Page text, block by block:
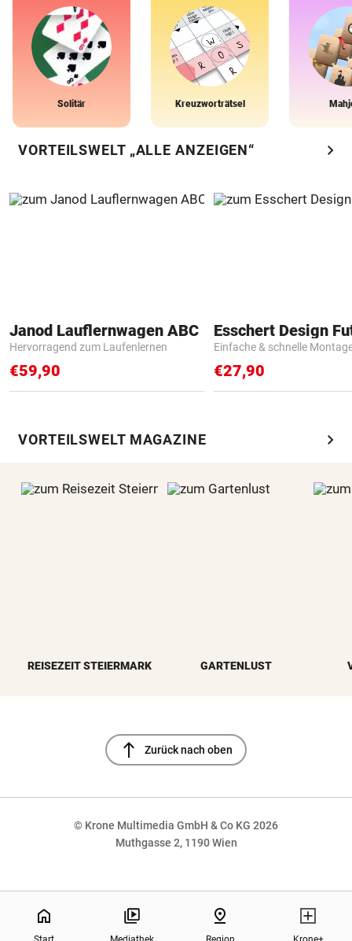
Solitär Kreuzworträtsel
VORTEILSWELT „ALLE ANZEIGEN“ chevron_right
Janod Lauflernwagen ABC
Hervorragend zum Laufenlernen
€59,90
Einfache & schnelle
€27,90
VORTEILSWELT MAGAZINE chevron_right
REISEZEIT STEIERMARK GARTENLUST
north Zurück nach oben
© Krone Multimedia GmbH & Co KG 2026
Muthgasse 2, 1190 Wien
home pin_drop
NaN%